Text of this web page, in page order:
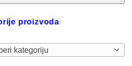
proizvoda
kategoriju